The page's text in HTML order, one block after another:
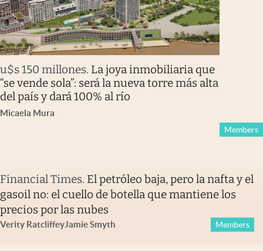
u$s 150 millones. La joya inmobiliaria que
“se vende sola”: será la nueva torre más alta
del país y dará 100% al río
Micaela Mura
Members
Financial Times. El petróleo baja, pero la nafta y el
gasoil no: el cuello de botella que mantiene los
precios por las nubes
Verity RatcliffeyJamie Smyth Members